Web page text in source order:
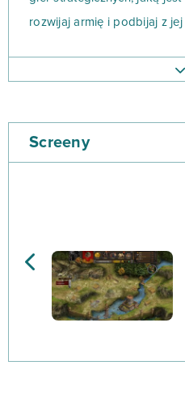
rozwijaj armię i podbijaj z
Wybierz jedną z
każdej z nich niesie za
słabości, dlatego lepiej
Buduj stopniowo potęgę
początku dostaniesz do
surowców, aby ją
Screeny